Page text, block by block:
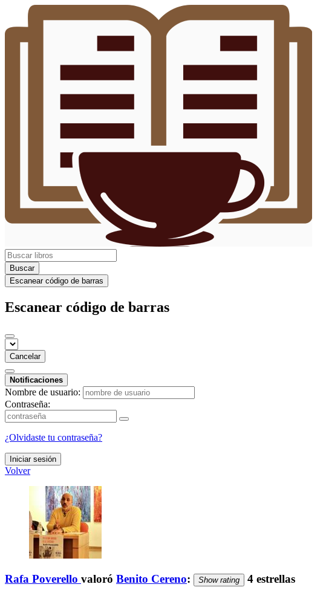
Buscar
Escanear código de barras
Escanear código de barras
Cancelar
Notificaciones
Nombre de usuario:
Contraseña:
¿Olvidaste tu contraseña?
Iniciar sesión
Volver
Rafa Poverello valoró Benito Cereno: Show rating 4 estrellas